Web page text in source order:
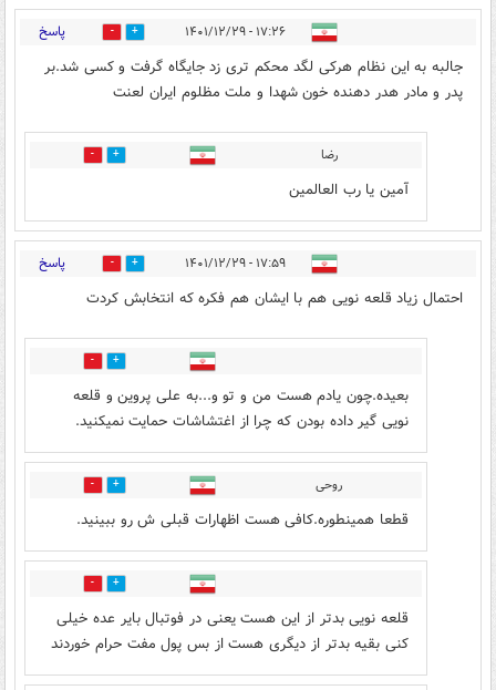
۱۷:۲۶ - ۱۴۰۱/۱۲/۲۹ 28 پاسخ
جالبه به این نظام هرکی لگد محکم تری زد جایگاه گرفت و کسی شد.بر
پدر و مادر هدر دهنده خون شهدا و ملت مظلوم ایران لعنت
رضا 0
آمین یا رب العالمین
۱۷:۵۹ - ۱۴۰۱/۱۲/۲۹ 9 پاسخ
احتمال زیاد قلعه نویی هم با ایشان هم فکره که انتخابش کردت
1
بعیده.چون یادم هست من و تو و...به علی پروین و قلعه
نویی گیر داده بودن که چرا از اغتشاشات حمایت نمیکنید.
روحی 3
قطعا همینطوره.کافی هست اظهارات قبلی ش رو ببینید.
2
قلعه نویی بدتر از این هست یعنی در فوتبال بایر عده خیلی
کنی بقیه بدتر از دیگری هست از بس پول مفت حرام خوردند